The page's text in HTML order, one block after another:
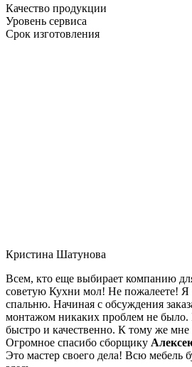
Качество продукции
Уровень сервиса
Срок изготовления
Кристина Шатунова
Всем, кто еще выбирает компанию
советую Кухни мол! Не пожалеете! Я
спальню. Начиная с обсуждения
монтажом никаких проблем не было.
быстро и качественно. К тому же мне
Огромное спасибо сборщику
Это мастер своего дела! Всю мебель